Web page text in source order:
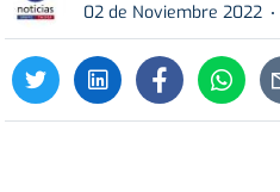
02 de Noviembre 2022